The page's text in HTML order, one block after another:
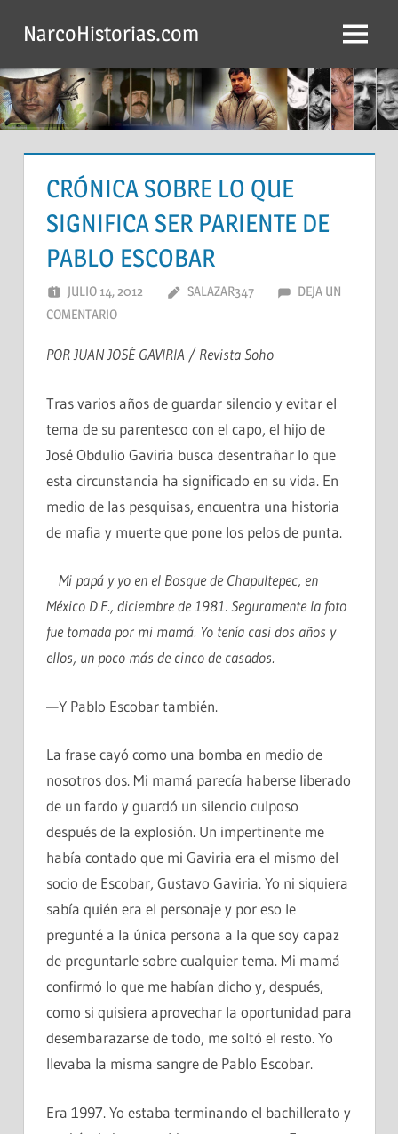
contenido
NarcoHistorias.com Menú
CRÓNICA SOBRE LO QUE
SIGNIFICA SER PARIENTE DE
PABLO ESCOBAR
JULIO 14, 2012 SALAZAR347
DEJA UN
COMENTARIO
POR JUAN JOSÉ GAVIRIA / Revista Soho
Tras varios años de guardar silencio y evitar el
tema de su parentesco con el capo, el hijo de
José Obdulio Gaviria busca desentrañar lo que
esta circunstancia ha significado en su vida. En
medio de las pesquisas, encuentra una historia
de mafia y muerte que pone los pelos de punta.
Mi papá y yo en el Bosque de Chapultepec, en
México D.F., diciembre de 1981. Seguramente la foto
fue tomada por mi mamá. Yo tenía casi dos años y
ellos, un poco más de cinco de casados.
—Y Pablo Escobar también.
La frase cayó como una bomba en medio de
nosotros dos. Mi mamá parecía haberse liberado
de un fardo y guardó un silencio culposo
después de la explosión. Un impertinente me
había contado que mi Gaviria era el mismo del
socio de Escobar, Gustavo Gaviria. Yo ni siquiera
sabía quién era el personaje y por eso le
pregunté a la única persona a la que soy capaz
de preguntarle sobre cualquier tema. Mi mamá
confirmó lo que me habían dicho y, después,
como si quisiera aprovechar la oportunidad para
desembarazarse de todo, me soltó el resto. Yo
llevaba la misma sangre de Pablo Escobar.
Era 1997. Yo estaba terminando el bachillerato y